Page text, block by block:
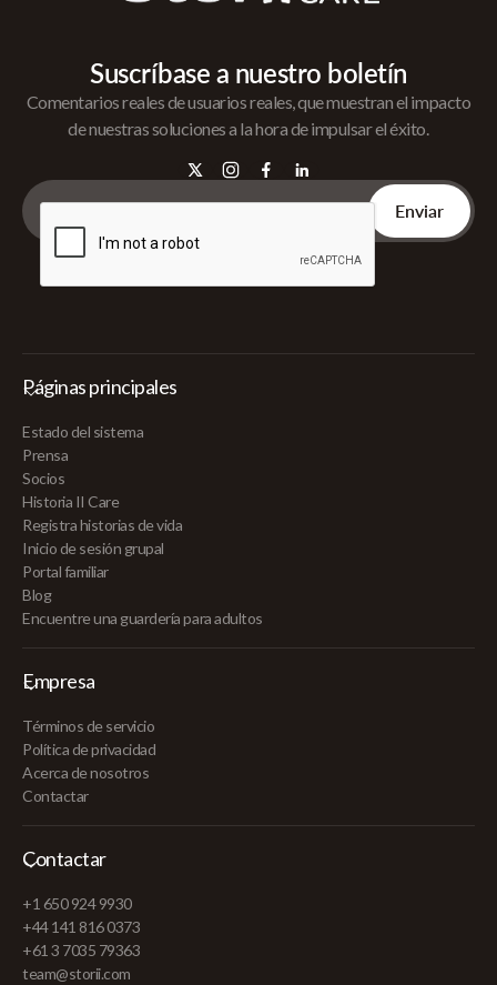
Suscríbase a nuestro boletín
Comentarios reales de usuarios reales, que muestran el impacto
de nuestras soluciones a la hora de impulsar el éxito.
Páginas principales
Estado del sistema
Prensa
Socios
Historia II Care
Registra historias de vida
Inicio de sesión grupal
Portal familiar
Blog
Encuentre una guardería para adultos
Empresa
Términos de servicio
Política de privacidad
Acerca de nosotros
Contactar
Contactar
+1 650 924 9930
+44 141 816 0373
+61 3 7035 79363
team@storii.com